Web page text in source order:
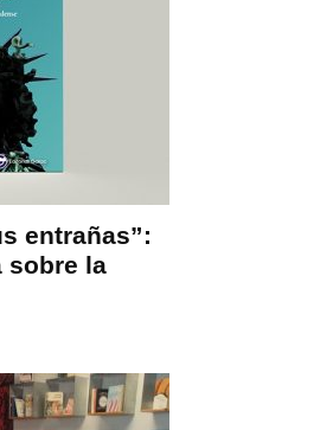
entrañas”:
sobre la